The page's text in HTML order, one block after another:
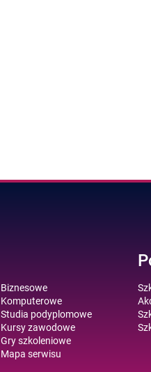
Biznesowe
Komputerowe
Studia podyplomowe
Kursy zawodowe
Gry szkoleniowe
Mapa serwisu